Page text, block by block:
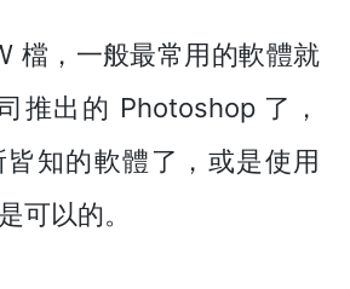
檔，一般最常用的軟體就
推出的 Photoshop 了，
知的軟體了，或是使用
可以的。